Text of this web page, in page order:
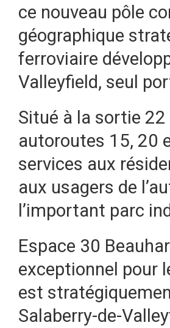
ce nouveau pôle
géographique
ferroviaire
Valleyfield, seul
Situé à la sortie 22
autoroutes 15, 20
services aux
aux usagers de
l’important parc
Espace 30
exceptionnel pour
est
Salaberry-de-